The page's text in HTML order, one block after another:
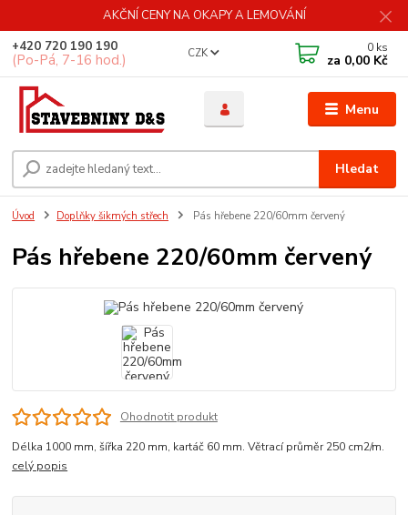
AKČNÍ CENY NA OKAPY A LEMOVÁNÍ
Menu
CZK
Hledat
+420 720 190 190
(Po-Pá, 7-16 hod.)
0 ks
za 0,00 Kč
Úvod Doplňky šikmých střech Pás hřebene 220/60mm červený
Pás hřebene 220/60mm červený
Ohodnotit produkt
Délka 1000 mm, šířka 220 mm, kartáč 60 mm. Větrací průměr 250 cm2/m.
celý popis